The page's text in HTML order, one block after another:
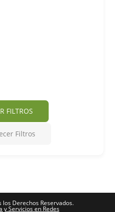
FILTROS
Filtros
los Derechos Reservados.
y Servicios en Redes